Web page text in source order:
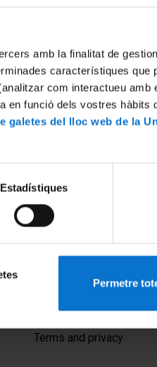
amb la finalitat de
característiques que
com interactueu amb
en funció dels vostres hàbits
galetes del lloc web de la
Estadístiques
Permetre
PEU 2
Terms and privacy